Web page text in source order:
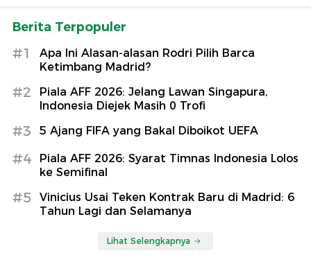
Berita Terpopuler
#1
Apa Ini Alasan-alasan Rodri Pilih Barca
Ketimbang Madrid?
#2
Piala AFF 2026: Jelang Lawan Singapura,
Indonesia Diejek Masih 0 Trofi
#3 5 Ajang FIFA yang Bakal Diboikot UEFA
#4
Piala AFF 2026: Syarat Timnas Indonesia Lolos
ke Semifinal
#5
Vinicius Usai Teken Kontrak Baru di Madrid: 6
Tahun Lagi dan Selamanya
Lihat Selengkapnya